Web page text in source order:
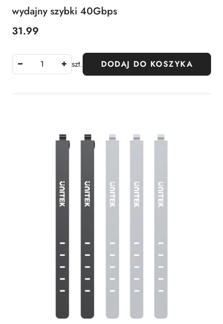
wydajny szybki 40Gbps
Cena:
31.99
szt. DODAJ DO KOSZYKA